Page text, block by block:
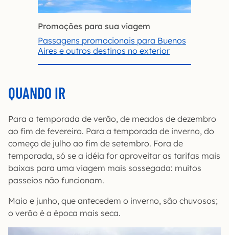
Promoções para sua viagem
Passagens promocionais para Buenos
Aires e outros destinos no exterior
QUANDO IR
Para a temporada de verão, de meados de dezembro
ao fim de fevereiro. Para a temporada de inverno, do
começo de julho ao fim de setembro. Fora de
temporada, só se a idéia for aproveitar as tarifas mais
baixas para uma viagem mais sossegada: muitos
passeios não funcionam.
Maio e junho, que antecedem o inverno, são chuvosos;
o verão é a época mais seca.